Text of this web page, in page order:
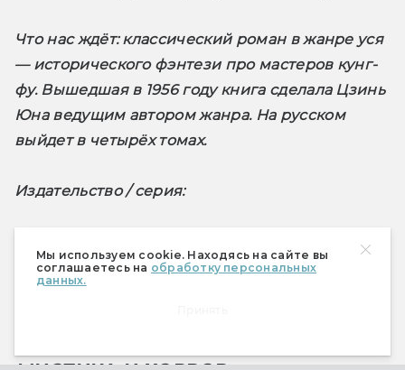
Мы используем cookie. Находясь на сайте вы
соглашаетесь на обработку персональных
данных.
Что нас ждёт: классический роман в жанре уся
— исторического фэнтези про мастеров кунг-
фу. Вышедшая в 1956 году книга сделала Цзинь
Юна ведущим автором жанра. На русском
выйдет в четырёх томах.
Издательство / серия: